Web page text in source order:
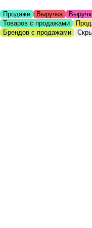
Продажи Выручка
Товаров с продажами
Брендов с продажами